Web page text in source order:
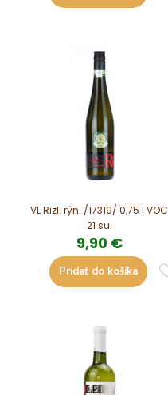
VL Rizl. rýn. /17319/ 0,75 l VOC
21 su.
9,90 €
Pridať do košíka